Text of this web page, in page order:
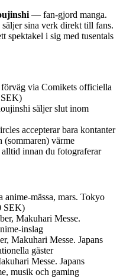
— fan-gjord manga.
säljer sina verk direkt till fans.
spektakel i sig med tusentals
via Comikets officiella
säljer slut inom
accepterar bara kontanter
(sommaren) värme
innan du fotograferar
mässa, mars. Tokyo
SEK)
Makuhari Messe.
inslag
Makuhari Messe. Japans
gäster
Messe. Japans
musik och gaming